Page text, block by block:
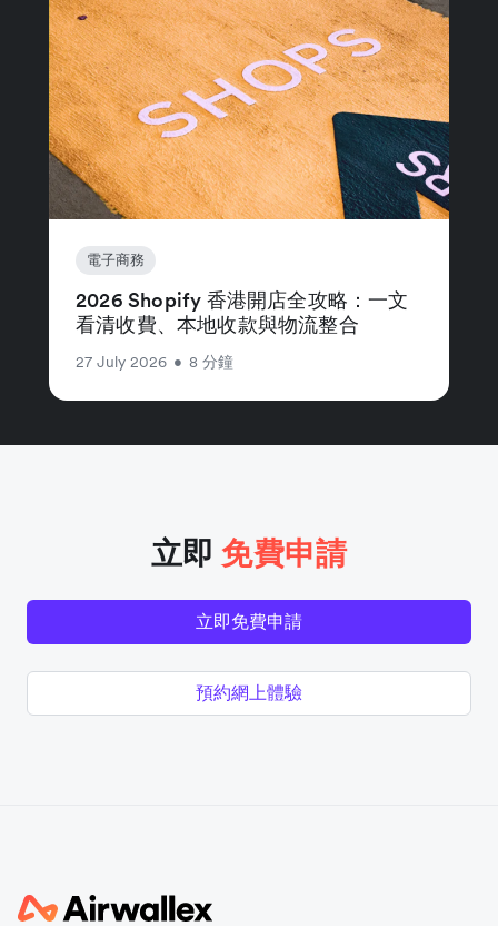
電子商務
2026 Shopify 香港開店全攻略：一文
看清收費、本地收款與物流整合
27 July 2026 • 8 分鐘
立即免費申請
立即免費申請
預約網上體驗